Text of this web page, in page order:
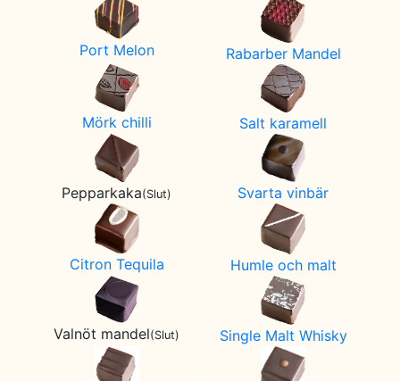
Port Melon Rabarber Mandel
Mörk chilli Salt karamell
Pepparkaka(Slut) Svarta vinbär
Citron Tequila Humle och malt
Valnöt mandel(Slut) Single Malt Whisky